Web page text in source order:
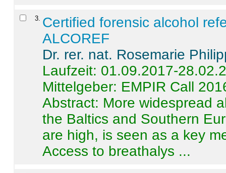
3 Certified forensic alcohol
ALCOREF
Dr. rer. nat. Rosemarie
Laufzeit: 01.09.2017-
Mittelgeber: EMPIR Call
Abstract: More widespread
the Baltics and Southern
are high, is seen as a key
Access to breathalys ...